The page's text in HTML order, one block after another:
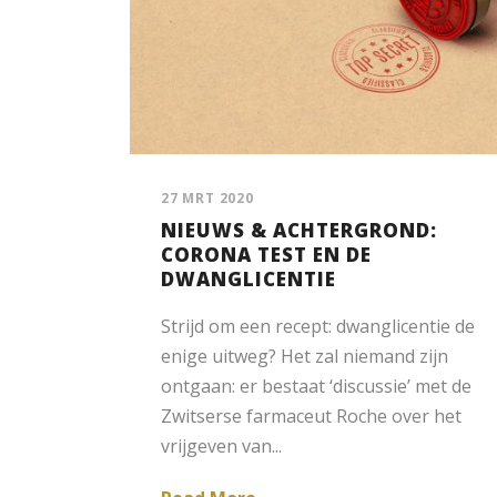
27 MRT 2020
NIEUWS & ACHTERGROND:
CORONA TEST EN DE
DWANGLICENTIE
Strijd om een recept: dwanglicentie de
enige uitweg? Het zal niemand zijn
ontgaan: er bestaat ‘discussie’ met de
Zwitserse farmaceut Roche over het
vrijgeven van...